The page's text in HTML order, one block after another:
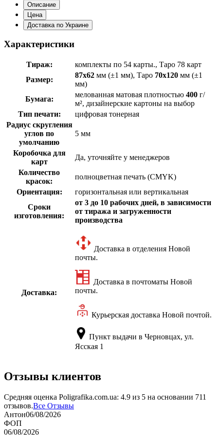
Описание
Цена
Доставка по Украине
Характеристики
Тираж:
комплекты по 54 карты., Таро 78 карт
Размер:
87х62 мм (±1 мм), Таро 70х120 мм (±1
мм)
Бумага:
мелованная матовая плотностью 400 г/
м², дизайнерские картоны на выбор
Тип печати:
цифровая тонерная
Радиус скругления
углов по
умолчанию
5 мм
Коробочка для
карт
Да, уточняйте у менеджеров
Количество
красок:
полноцветная печать (CMYK)
Ориентация:
горизонтальная или вертикальная
Сроки
изготовления:
от 3 до 10 рабочих дней, в зависимости
от тиража и загруженности
производства
Доставка:
Доставка в отделения Новой
почты.
Доставка в почтоматы Новой
почты.
Курьерская доставка Новой почтой.
Пункт выдачи в Черновцах, ул.
Ясская 1
Отзывы клиентов
Средняя оценка Poligrafika.com.ua: 4.9 из 5 на основании 711
отзывов.Все Отзывы
Антон06/08/2026
ФОП
06/08/2026